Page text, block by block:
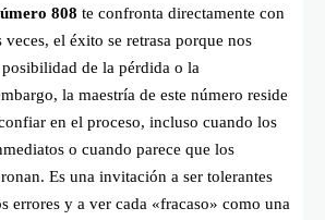
808 te confronta directamente con
el éxito se retrasa porque nos
de la pérdida o la
la maestría de este número reside
en el proceso, incluso cuando los
o cuando parece que los
Es una invitación a ser tolerantes
errores y a ver cada «fracaso» como una